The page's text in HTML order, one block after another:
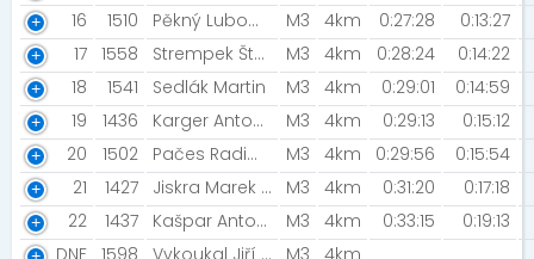
16
1510 Pěkný Lubomír M3 4km 0:27:28
0:13:27
17 1558 Strempek Štefan M3 4km 0:28:24
0:14:22
18
1541 Sedlák Martin M3 4km 0:29:01
0:14:59
19
1436 Karger Antonín [NIKI Team] M3 4km 0:29:13
0:15:12
20
1502 Pačes Radim [MIZUNO TEAM] M3 4km 0:29:56
0:15:54
21
1427 Jiskra Marek [MIZUNO / Night Run Team] M3 4km 0:31:20
0:17:18
22
1437 Kašpar Antonín [Kašparovy lopaty ] M3 4km 0:33:15
0:19:13
DNF 1598 Vykoukal Jiří [Doprovod] M3 4km